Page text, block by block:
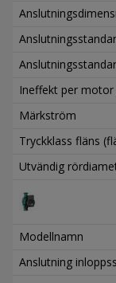
Ineffekt per motor
Märkström
Tryckklass fläns
Utvändig
Modellnamn
Anslutning